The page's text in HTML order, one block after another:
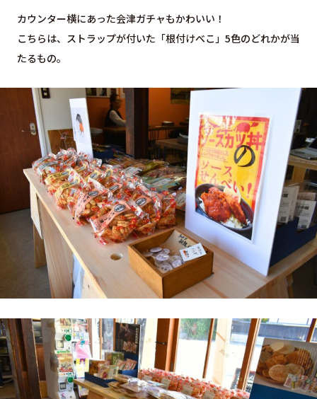
カウンター横にあった会津ガチャもかわいい！
こちらは、ストラップが付いた「根付けべこ」5色のどれかが当
たるもの。